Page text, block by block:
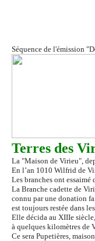
Séquence de l'émission
Terres des
La "Maison de Virieu",
En l’an 1010 Wilfrid de
Les branches ont
La Branche cadette de
connu par une donation
est toujours restée dans
Elle décida au XIIIe
à quelques kilomètres de
Ce sera Pupetières,